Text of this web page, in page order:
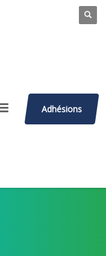
Adhésions